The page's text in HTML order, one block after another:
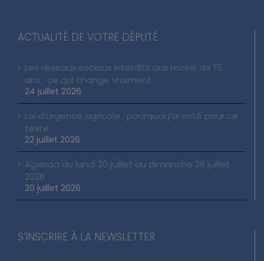
ACTUALITÉ DE VOTRE DÉPUTÉ
Les réseaux sociaux interdits aux moins de 15
ans : ce qui change vraiment
24 juillet 2026
Loi d’urgence agricole : pourquoi j’ai voté pour ce
texte
22 juillet 2026
Agenda du lundi 20 juillet au dimanche 26 juillet
2026
20 juillet 2026
S’INSCRIRE À LA NEWSLETTER